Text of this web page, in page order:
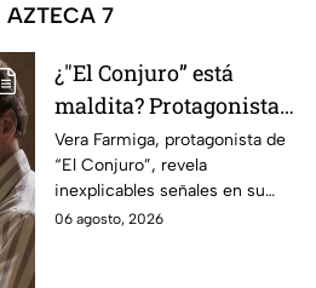
AZTECA 7
¿"El Conjuro” está
maldita? Protagonista
revela INQUIETANTES
señales en su cuerpo
durante la grabación de
la película
Vera Farmiga, protagonista de
“El Conjuro”, revela
inexplicables señales en su
cuerpo durante el rodaje de la
06 agosto, 2026